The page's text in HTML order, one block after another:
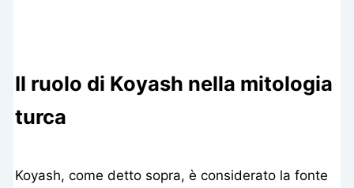
Il ruolo di Koyash nella mitologia
turca
Koyash, come detto sopra, è considerato la fonte